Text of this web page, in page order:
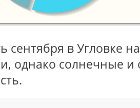
сентября в Угловке
однако солнечные